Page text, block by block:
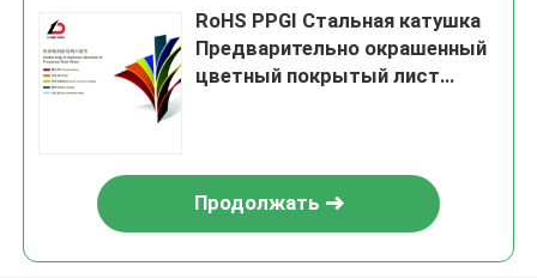
RoHS PPGI Стальная катушка
Предварительно окрашенный
цветный покрытый лист
Продолжать